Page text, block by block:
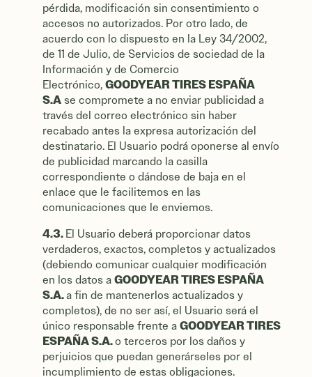
pérdida, modificación sin consentimiento o
accesos no autorizados. Por otro lado, de
acuerdo con lo dispuesto en la Ley 34/2002,
de 11 de Julio, de Servicios de sociedad de la
Información y de Comercio
Electrónico, GOODYEAR TIRES ESPAÑA
S.A se compromete a no enviar publicidad a
través del correo electrónico sin haber
recabado antes la expresa autorización del
destinatario. El Usuario podrá oponerse al envío
de publicidad marcando la casilla
correspondiente o dándose de baja en el
enlace que le facilitemos en las
comunicaciones que le enviemos.
4.3. El Usuario deberá proporcionar datos
verdaderos, exactos, completos y actualizados
(debiendo comunicar cualquier modificación
en los datos a GOODYEAR TIRES ESPAÑA
S.A.a fin de mantenerlos actualizados y
completos), de no ser así, el Usuario será el
único responsable frente a GOODYEAR TIRES
ESPAÑA S.A.o terceros por los daños y
perjuicios que puedan generárseles por el
incumplimiento de estas obligaciones.